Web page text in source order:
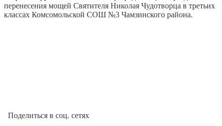
перенесения мощей Святителя Николая Чудотворца в третьих
классах Комсомольской СОШ №3 Чамзинского района.
Поделиться в соц. сетях